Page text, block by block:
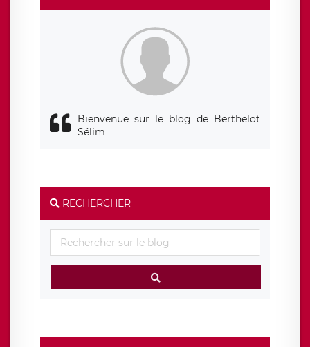
de traitement est la société LÉGAVOX, sis 9 rue Léopold
Sédar Senghor, joignable à l’adresse mail :
responsabledetraitement@legavox.fr. Vous avez également
le droit d’introduire une réclamation auprès d’une autorité
Bienvenue sur le blog de Berthelot
Sélim
RECHERCHER